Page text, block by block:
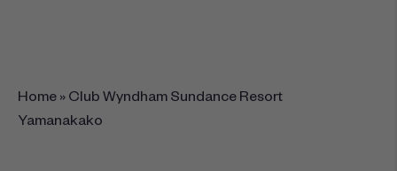
Home » Club Wyndham Sundance Resort
Yamanakako